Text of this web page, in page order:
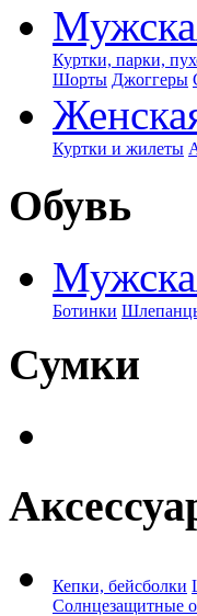
Куртки, парки,
Шорты Джоггеры
Куртки и жилеты
Обувь
Ботинки
Сумки
Кепки, бейсболки
Солнцезащитные